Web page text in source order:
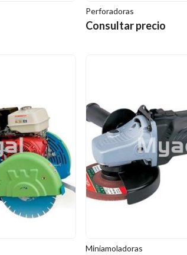
Perforadoras
Consultar precio
Miniamoladoras